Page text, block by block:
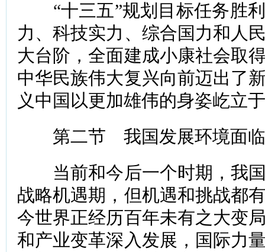
“十三五”规划目标任务胜利
力、科技实力、综合国力和人
大台阶，全面建成小康社会取
中华民族伟大复兴向前迈出了
义中国以更加雄伟的身姿屹立
第二节 我国发展环境面临
当前和今后一个时期，我国
战略机遇期，但机遇和挑战都
今世界正经历百年未有之大变
和产业变革深入发展，国际力